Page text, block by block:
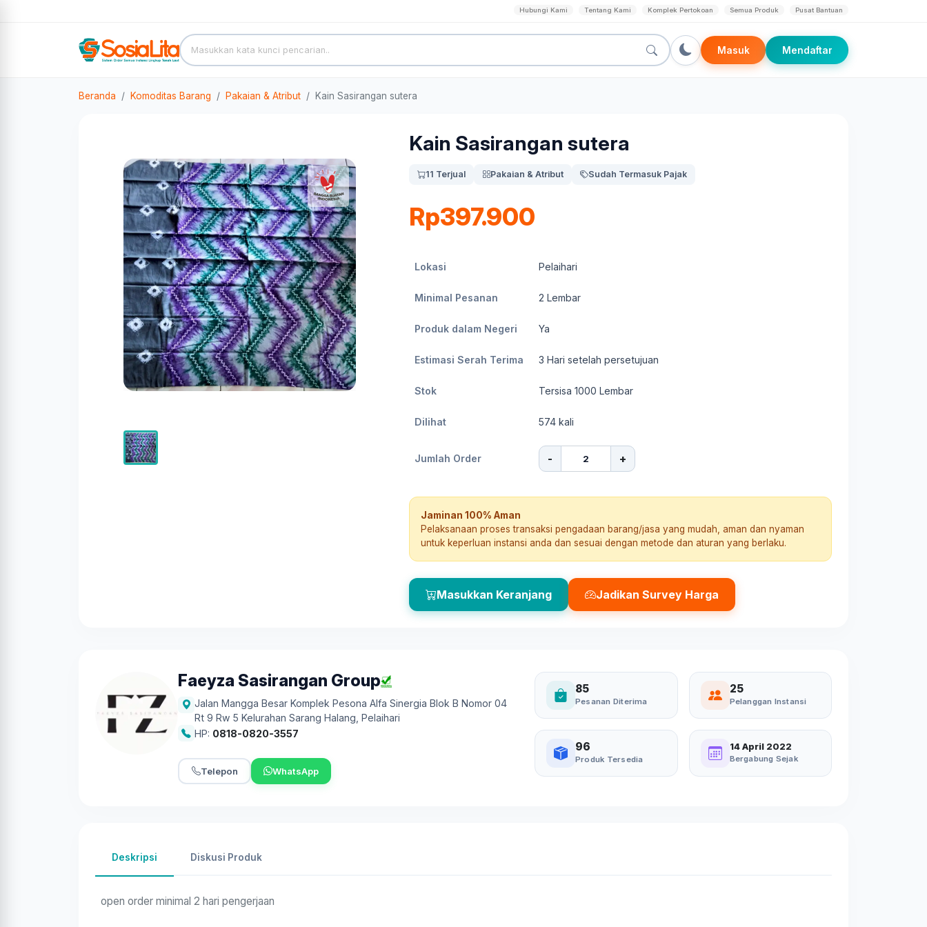
Hubungi Kami Tentang Kami Komplek Pertokoan Semua Produk Pusat Bantuan
Masuk Mendaftar
Beranda Komoditas Barang Pakaian & Atribut Kain Sasirangan sutera
Kain Sasirangan sutera
11 Terjual Pakaian & Atribut Sudah Termasuk Pajak
Rp397.900
Lokasi Pelaihari
Minimal Pesanan 2 Lembar
Produk dalam Negeri Ya
Estimasi Serah Terima 3 Hari setelah persetujuan
Stok Tersisa 1000 Lembar
Dilihat 574 kali
Jumlah Order - +
Jaminan 100% Aman
Pelaksanaan proses transaksi pengadaan barang/jasa yang mudah, aman dan nyaman
untuk keperluan instansi anda dan sesuai dengan metode dan aturan yang berlaku.
Masukkan Keranjang Jadikan Survey Harga
Faeyza Sasirangan Group
Jalan Mangga Besar Komplek Pesona Alfa Sinergia Blok B Nomor 04
Rt 9 Rw 5 Kelurahan Sarang Halang Pelaihari
HP: 0818-0820-3557
Telepon WhatsApp
85
Pesanan Diterima
25
Pelanggan Instansi
96
Produk Tersedia
14 April 2022
Bergabung Sejak
Deskripsi Diskusi Produk
open order minimal 2 hari pengerjaan